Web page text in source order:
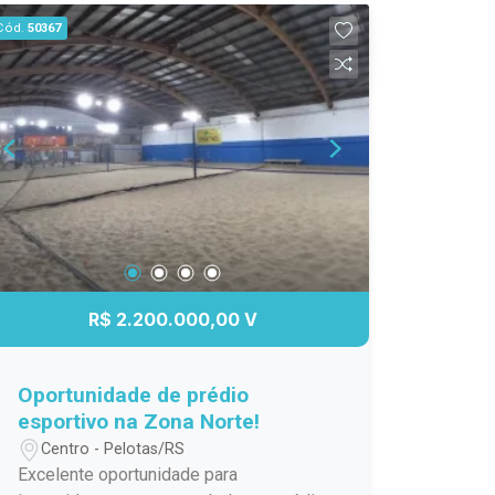
Fragata, o imóvel está próximo ao
Supermercado Nicolini e ao Cartório do
Fragata, em uma região com fácil
acesso a comércios, serviços e vias
importantes, facilitando a rotina e
oferecendo praticidade para toda a
família. Descrição do imóvel: Situado no
quinto andar, o apartamento possui dois
dormitórios e ambientes planejados
para oferecer funcionalidade e conforto.
A integração entre os espaços e os
acabamentos valorizam o imóvel,
tornando-o ideal para quem procura um
com piso laminado, proporcionando
mais conforto aos ambientes. Sala de
estar integrada à sacada com
churrasqueira, ideal para momentos de
50367
R$ 2.200.000,00 V
Oportunidade de prédio
esportivo na Zona Norte!
Centro - Pelotas/RS
Excelente oportunidade para